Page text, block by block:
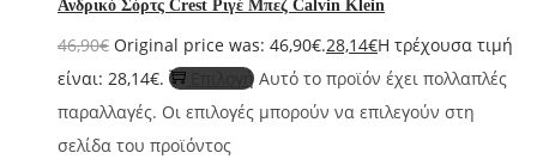
Ανδρικό Σόρτς Crest Ριγέ Μπεζ Calvin Klein
46,90€ Original price was: 46,90€.28,14€Η τρέχουσα τιμή
είναι: 28,14€.
Επιλογή Αυτό το προϊόν έχει πολλαπλές
παραλλαγές. Οι επιλογές μπορούν να επιλεγούν στη
σελίδα του προϊόντος